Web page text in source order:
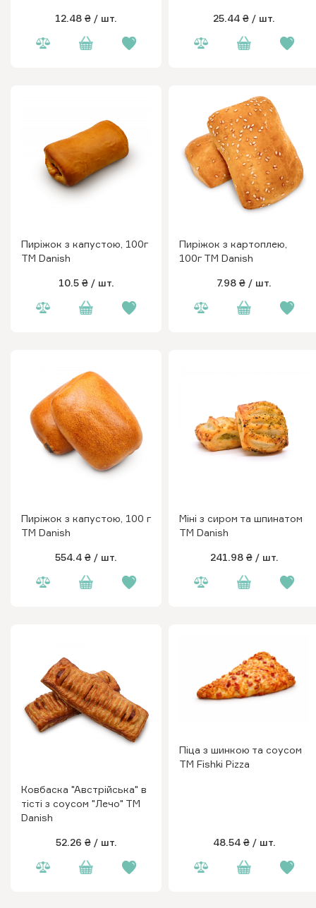
12.48 ₴ / шт. 25.44 ₴ / шт.
Пиріжок з капустою, 100г
ТМ Danish
10.5 ₴/ шт.
Пиріжок з картоплею,
100г ТМ Danish
7.98 ₴/ шт.
Пиріжок з капустою, 100 г
ТМ Danish
554.4 ₴ / шт.
Міні з сиром та шпинатом
ТМ Danish
241.98 ₴/ шт.
Ковбаска "Австрійська" в
тісті з соусом "Лечо" ТМ
Danish
52.26 ₴/ шт.
Піца з шинкою та соусом
ТМ Fishki Pizza
48.54 ₴/ шт.